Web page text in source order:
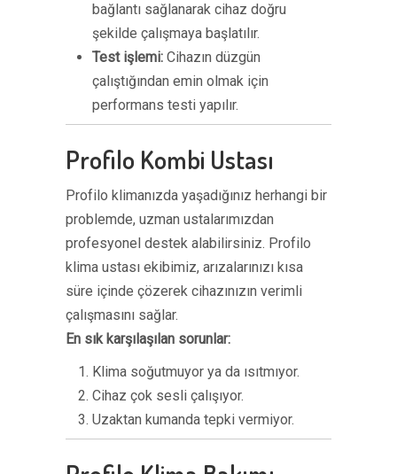
bağlantı sağlanarak cihaz doğru
şekilde çalışmaya başlatılır.
Test işlemi: Cihazın düzgün
çalıştığından emin olmak için
performans testi yapılır.
Profilo Kombi Ustası
Profilo klimanızda yaşadığınız herhangi bir
problemde, uzman ustalarımızdan
profesyonel destek alabilirsiniz. Profilo
klima ustası ekibimiz, arızalarınızı kısa
süre içinde çözerek cihazınızın verimli
çalışmasını sağlar.
En sık karşılaşılan sorunlar:
Klima soğutmuyor ya da ısıtmıyor.
Cihaz çok sesli çalışıyor.
Uzaktan kumanda tepki vermiyor.